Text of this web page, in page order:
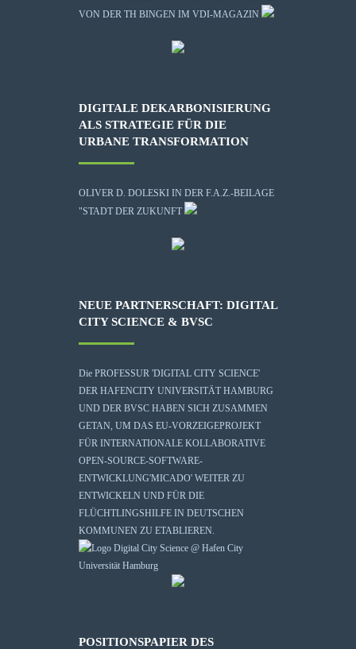
VON DER TH BINGEN IM VDI-MAGAZIN
DIGITALE DEKARBONISIERUNG
ALS STRATEGIE FÜR DIE
URBANE TRANSFORMATION
OLIVER D. DOLESKI IN DER F.A.Z.-BEILAGE
"STADT DER ZUKUNFT
NEUE PARTNERSCHAFT: DIGITAL
CITY SCIENCE & BVSC
Die PROFESSUR 'DIGITAL CITY SCIENCE'
DER HAFENCITY UNIVERSITÄT HAMBURG
UND DER BVSC HABEN SICH ZUSAMMEN
GETAN, UM DAS EU-VORZEIGEPROJEKT
FÜR INTERNATIONALE KOLLABORATIVE
OPEN-SOURCE-SOFTWARE-
ENTWICKLUNG'MICADO' WEITER ZU
ENTWICKELN UND FÜR DIE
FLÜCHTLINGSHILFE IN DEUTSCHEN
KOMMUNEN ZU ETABLIEREN.
POSITIONSPAPIER DES